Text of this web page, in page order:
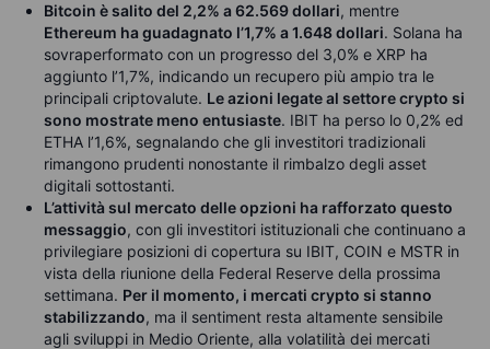
Bitcoin è salito del 2,2% a 62.569 dollari, mentre
Ethereum ha guadagnato l’1,7% a 1.648 dollari. Solana ha
sovraperformato con un progresso del 3,0% e XRP ha
aggiunto l’1,7%, indicando un recupero più ampio tra le
principali criptovalute. Le azioni legate al settore crypto si
sono mostrate meno entusiaste. IBIT ha perso lo 0,2% ed
ETHA l’1,6%, segnalando che gli investitori tradizionali
rimangono prudenti nonostante il rimbalzo degli asset
digitali sottostanti.
L’attività sul mercato delle opzioni ha rafforzato questo
messaggio, con gli investitori istituzionali che continuano a
privilegiare posizioni di copertura su IBIT, COIN e MSTR in
vista della riunione della Federal Reserve della prossima
settimana. Per il momento, i mercati crypto si stanno
stabilizzando, ma il sentiment resta altamente sensibile
agli sviluppi in Medio Oriente, alla volatilità dei mercati